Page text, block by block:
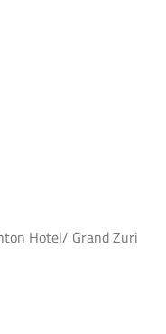
Hotel/ Grand Zuri